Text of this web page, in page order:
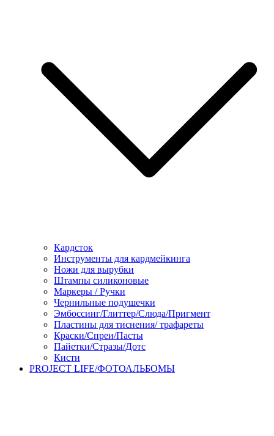
Кардсток
Инструменты для кардмейкинга
Ножи для вырубки
Штампы силиконовые
Маркеры / Ручки
Чернильные подушечки
Эмбоссинг/Глиттер/Слюда/Пригмент
Пластины для тиснения/ трафареты
Краски/Спреи/Пасты
Пайетки/Стразы/Дотс
Кисти
PROJECT LIFE/ФОТОАЛЬБОМЫ